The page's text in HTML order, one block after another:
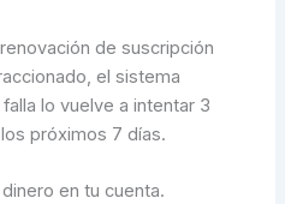
de suscripción
el sistema
lo vuelve a intentar 3
próximos 7 días.
en tu cuenta.